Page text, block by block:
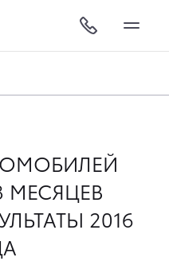
МЕСЯЦЕВ
2016